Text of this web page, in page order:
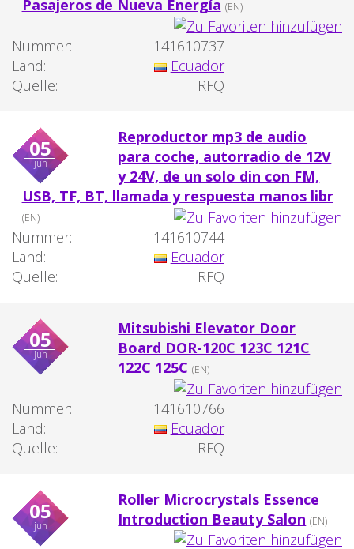
Pasajeros de Nueva Energía (EN)
Nummer:
141610737
Land:
Ecuador
Quelle:
RFQ
05
jun
Reproductor mp3 de audio
para coche, autorradio de 12V
y 24V, de un solo din con FM,
USB, TF, BT, llamada y respuesta manos libr
(EN)
Nummer:
141610744
Land:
Ecuador
Quelle:
RFQ
05
jun
Mitsubishi Elevator Door
Board DOR-120C 123C 121C
122C 125C (EN)
Nummer:
141610766
Land:
Ecuador
Quelle:
RFQ
05
jun
Roller Microcrystals Essence
Introduction Beauty Salon (EN)